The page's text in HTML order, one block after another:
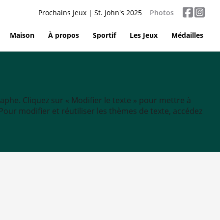
Prochains Jeux | St. John's 2025 Photos
Maison À propos Sportif Les Jeux Médailles
Cliquez sur « Modifier le texte » pour mettre à
modifier et réutiliser les thèmes de texte, accédez